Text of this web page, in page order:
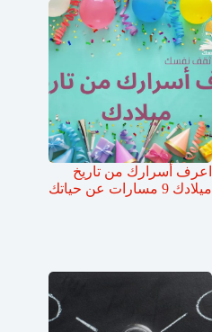
اعرف أسرارك من تاريخ
ميلادك 9 مسارات عن حياتك